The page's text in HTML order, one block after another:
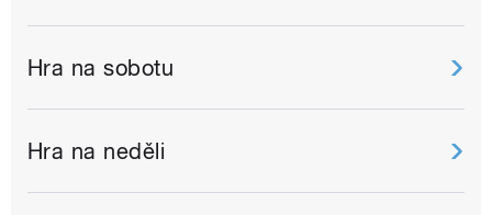
Hra na sobotu
Hra na neděli